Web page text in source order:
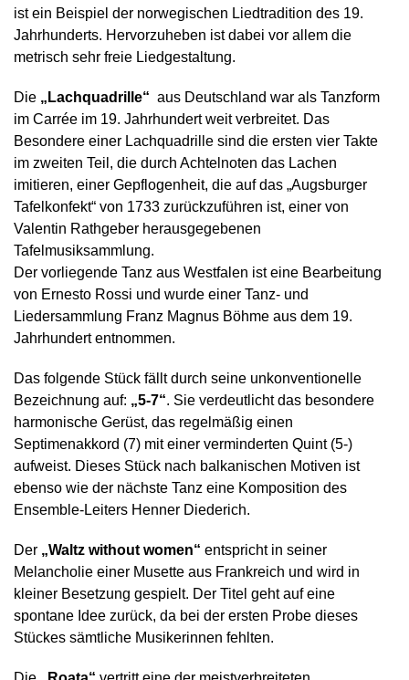
ist ein Beispiel der norwegischen Liedtradition des 19.
Jahrhunderts. Hervorzuheben ist dabei vor allem die
metrisch sehr freie Liedgestaltung.
Die „Lachquadrille“ aus Deutschland war als Tanzform
im Carrée im 19. Jahrhundert weit verbreitet. Das
Besondere einer Lachquadrille sind die ersten vier Takte
im zweiten Teil, die durch Achtelnoten das Lachen
imitieren, einer Gepflogenheit, die auf das „Augsburger
Tafelkonfekt“ von 1733 zurückzuführen ist, einer von
Valentin Rathgeber herausgegebenen
Tafelmusiksammlung.
Der vorliegende Tanz aus Westfalen ist eine Bearbeitung
von Ernesto Rossi und wurde einer Tanz- und
Liedersammlung Franz Magnus Böhme aus dem 19.
Jahrhundert entnommen.
Das folgende Stück fällt durch seine unkonventionelle
Bezeichnung auf: „5-7“. Sie verdeutlicht das besondere
harmonische Gerüst, das regelmäßig einen
Septimenakkord (7) mit einer verminderten Quint (5-)
aufweist. Dieses Stück nach balkanischen Motiven ist
ebenso wie der nächste Tanz eine Komposition des
Ensemble-Leiters Henner Diederich.
Der „Waltz without women“ entspricht in seiner
Melancholie einer Musette aus Frankreich und wird in
kleiner Besetzung gespielt. Der Titel geht auf eine
spontane Idee zurück, da bei der ersten Probe dieses
Stückes sämtliche Musikerinnen fehlten.